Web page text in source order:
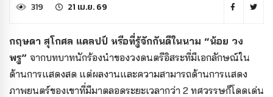
319 21 เม.ย. 69
กฤษดา สุโกศล แคลปป์ หรือที่รู้จักกันดีในนาม “น้อย วง
พรู” จากบทบาทนักร้องนำของวงดนตรีอิสระที่มีเอกลักษณ์ใน
ด้านการแสดงสด แต่ผลงานและความสามารถด้านการแสดง
ภาพยนตร์ของเขาที่มีมาตลอดระยะเวลากว่า 2 ทศวรรษก็โดดเด่น